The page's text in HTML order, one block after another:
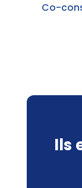
Co-
Ils